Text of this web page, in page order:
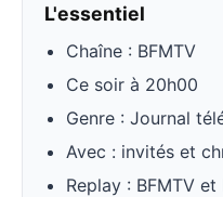
L'essentiel
Chaîne : BFMTV
Ce soir à 20h00
Genre : Journal
Avec : invités et
Replay : BFMTV et